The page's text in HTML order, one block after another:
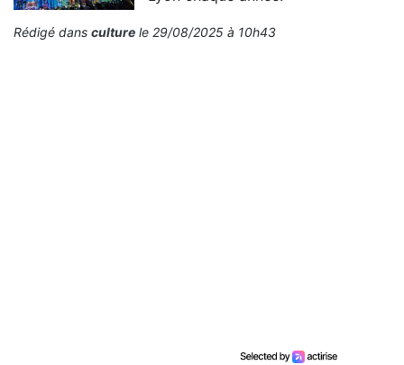
Rédigé dans culture le 29/08/2025 à 10h43